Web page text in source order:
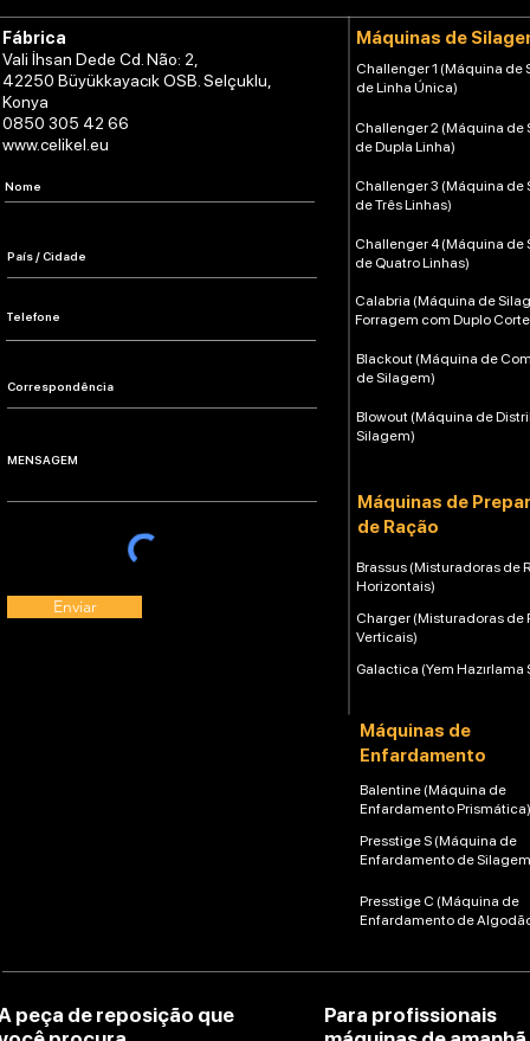
Fábrica
Vali İhsan Dede Cd. Não: 2,
42250 Büyükkayacık OSB. Selçuklu,
Konya
0850 305 42 66
www.celikel.eu
Enviar
Máquinas de
Challenger 1 (Máquina de
de Linha Única)
Challenger 2 (Máquina de
de Dupla Linha)
Calabria (Máquina de
Forragem com Duplo
Blackout (Máquina de
de Silagem)
Blowout (Máquina de
Silagem)
Máquinas de
de Ração
Challenger 4 (Máquina de
de Quatro Linhas)
Challenger 3 (Máquina de
de Três Linhas)
Brassus (Misturadoras de
Horizontais)
Charger (Misturadoras de
Verticais)
Galactica (Yem Hazırlama
Máquinas de
Enfardamento
Balentine (Máquina de
Enfardamento Prismática)
Presstige S (Máquina de
Enfardamento de
Presstige C (Máquina de
Enfardamento de
peça de reposição que
Para profissionais